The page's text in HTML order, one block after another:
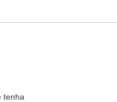
CAU,
por sua
la junto
tenha